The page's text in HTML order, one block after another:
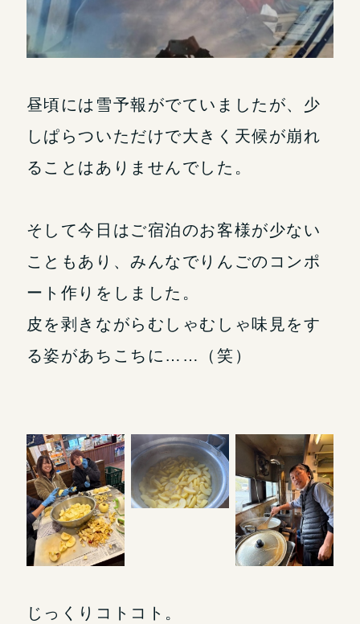
昼頃には雪予報がでていましたが、少
しぱらついただけで大きく天候が崩れ
ることはありませんでした。
そして今日はご宿泊のお客様が少ない
こともあり、みんなでりんごのコンポ
ート作りをしました。
皮を剥きながらむしゃむしゃ味見をす
る姿があちこちに……（笑）
じっくりコトコト。